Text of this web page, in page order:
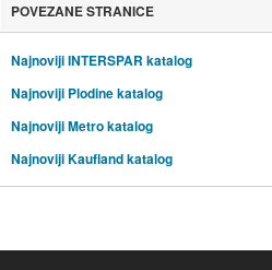
POVEZANE STRANICE
Najnoviji INTERSPAR katalog
Najnoviji Plodine katalog
Najnoviji Metro katalog
Najnoviji Kaufland katalog